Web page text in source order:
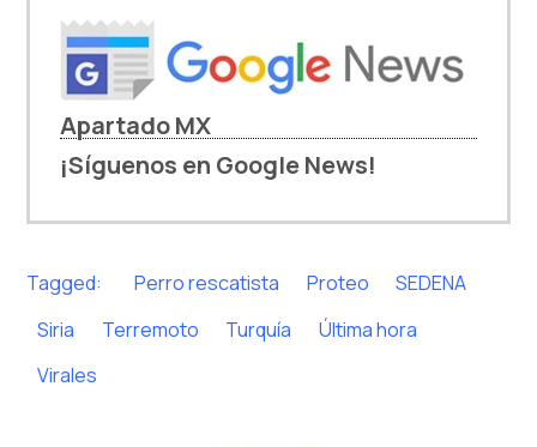
Apartado MX
¡Síguenos en Google News!
Tagged: Perro rescatista Proteo
SEDENA
Siria
Terremoto Turquía
Última hora
Virales